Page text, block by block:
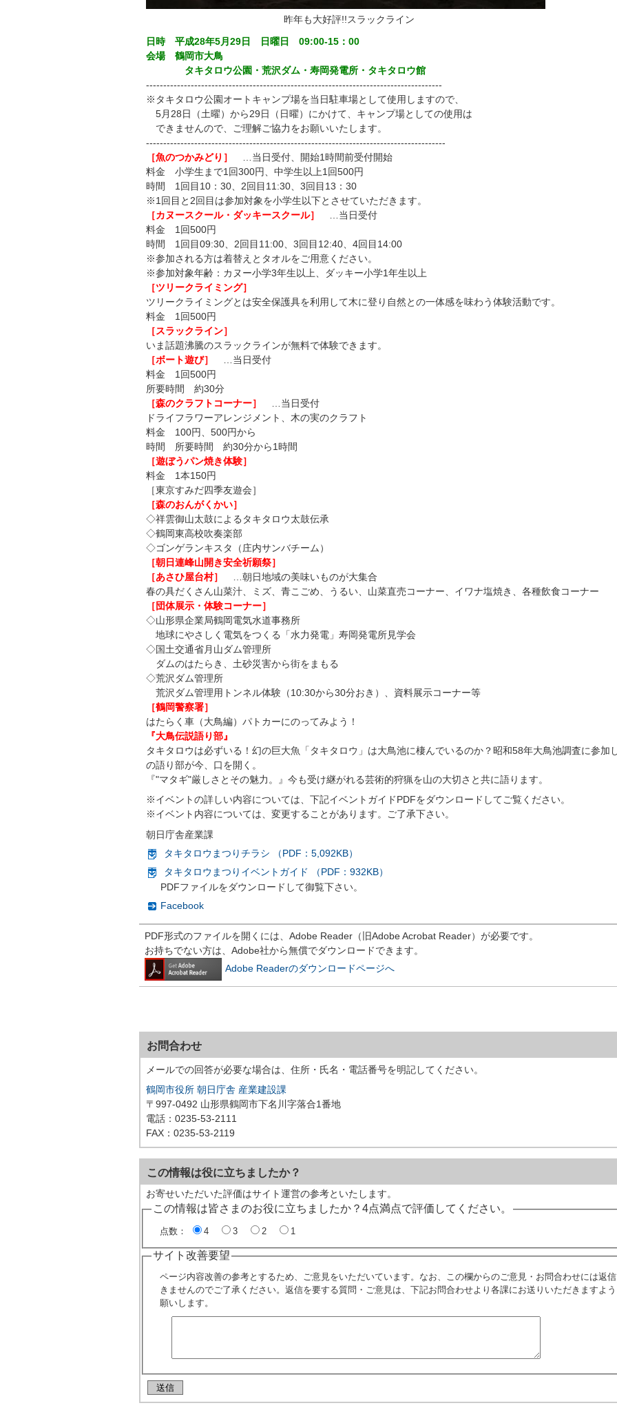
昨年も大好評!!スラックライン
日時 平成28年5月29日 日曜日 09:00-15：00
会場 鶴岡市大鳥
タキタロウ公園・荒沢ダム・寿岡発電所・タキタロウ館
--------------------------------------------------------------------------------------
※タキタロウ公園オートキャンプ場を当日駐車場として使用しますので、
5月28日（土曜）から29日（日曜）にかけて、キャンプ場としての使用は
できませんので、ご理解ご協力をお願いいたします。
---------------------------------------------------------------------------------------
［魚のつかみどり］
…当日受付、開始1時間前受付開始
料金 小学生まで1回300円、中学生以上1回500円
時間 1回目10：30、2回目11:30、3回目13：30
※1回目と2回目は参加対象を小学生以下とさせていただきます。
［カヌースクール・ダッキースクール］
…当日受付
料金 1回500円
時間 1回目09:30、2回目11:00、3回目12:40、4回目14:00
※参加される方は着替えとタオルをご用意ください。
※参加対象年齢：カヌー小学3年生以上、ダッキー小学1年生以上
［ツリークライミング］
ツリークライミングとは安全保護具を利用して木に登り自然との一体感を味わう体験活動です。
料金 1回500円
［スラックライン］
いま話題沸騰のスラックラインが無料で体験できます。
［ボート遊び］
…当日受付
料金 1回500円
所要時間 約30分
［森のクラフトコーナー］
…当日受付
ドライフラワーアレンジメント、木の実のクラフト
料金 100円、500円から
時間 所要時間 約30分から1時間
［遊ぼうパン焼き体験］
料金 1本150円
［東京すみだ四季友遊会］
［森のおんがくかい］
◇祥雲御山太鼓によるタキタロウ太鼓伝承
◇鶴岡東高校吹奏楽部
◇ゴンゲランキスタ（庄内サンバチーム）
［朝日連峰山開き安全祈願祭］
［あさひ屋台村］
…朝日地域の美味いものが大集合
春の具だくさん山菜汁、ミズ、青こごめ、うるい、山菜直売コーナー、イワナ塩焼き、各種飲食コーナー
［団体展示・体験コーナー］
◇山形県企業局鶴岡電気水道事務所
地球にやさしく電気をつくる「水力発電」寿岡発電所見学会
◇国土交通省月山ダム管理所
ダムのはたらき、土砂災害から街をまもる
◇荒沢ダム管理所
荒沢ダム管理用トンネル体験（10:30から30分おき）、資料展示コーナー等
［鶴岡警察署］
はたらく車（大鳥編）パトカーにのってみよう！
『大鳥伝説語り部』
タキタロウは必ずいる！幻の巨大魚「タキタロウ」は大鳥池に棲んでいるのか？昭和58年大鳥池調査に参加
の語り部が今、口を開く。
『"マタギ"厳しさとその魅力。』今も受け継がれる芸術的狩猟を山の大切さと共に語ります。
※イベントの詳しい内容については、下記イベントガイドPDFをダウンロードしてご覧ください。
※イベント内容については、変更することがあります。ご了承下さい。
朝日庁舎産業課
タキタロウまつりチラシ （PDF：5,092KB）
タキタロウまつりイベントガイド （PDF：932KB）
PDFファイルをダウンロードして御覧下さい。
Facebook
PDF形式のファイルを開くには、Adobe Reader（旧Adobe Acrobat Reader）が必要です。
お持ちでない方は、Adobe社から無償でダウンロードできます。
Adobe Readerのダウンロードページへ
お問合わせ
メールでの回答が必要な場合は、住所・氏名・電話番号を明記してください。
鶴岡市役所 朝日庁舎 産業建設課
〒997-0492 山形県鶴岡市下名川字落合1番地
電話：0235-53-2111
FAX：0235-53-2119
この情報は役に立ちましたか？
お寄せいただいた評価はサイト運営の参考といたします。
この情報は皆さまのお役に立ちましたか？4点満点で評価してください。
点数： 4 3 2 1
サイト改善要望
ページ内容改善の参考とするため、ご意見をいただいています。なお、この欄からのご意見・お問合わせには返
きませんのでご了承ください。返信を要する質問・ご意見は、下記お問合わせより各課にお送りいただきますよ
願いします。